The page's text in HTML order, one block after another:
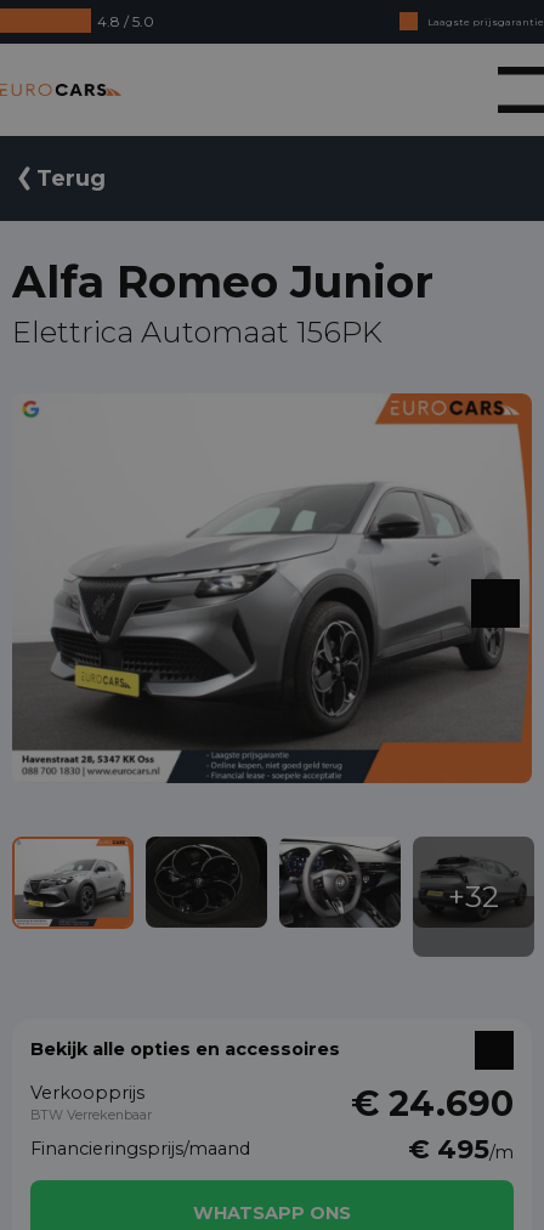
4.8 / 5.0
Laagste prijsgarantie
Online kopen, niet goed geld terug
Financial lease - Soepele acceptatie
Terug
Alfa Romeo Junior
Elettrica Automaat 156PK
Bekijk alle opties en accessoires
Verkoopprijs
BTW Verrekenbaar € 24.690
Financieringsprijs/maand € 495/m
WHATSAPP ONS